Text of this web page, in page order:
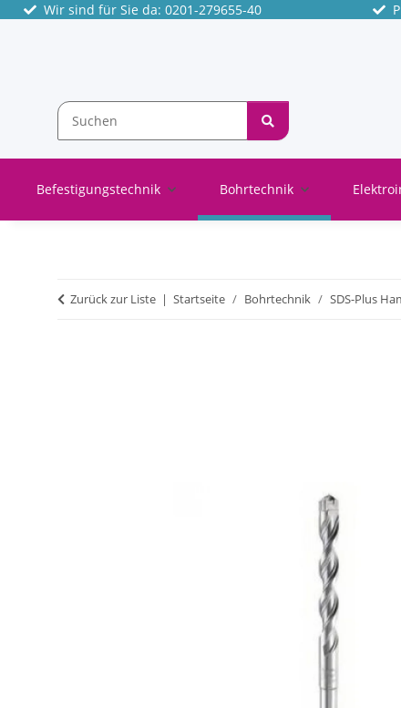
Wir sind für Sie da: 0201-279655-40
Befestigungstechnik Bohrtechnik
Zurück zur Liste Startseite Bohrtechnik SDS-Plus